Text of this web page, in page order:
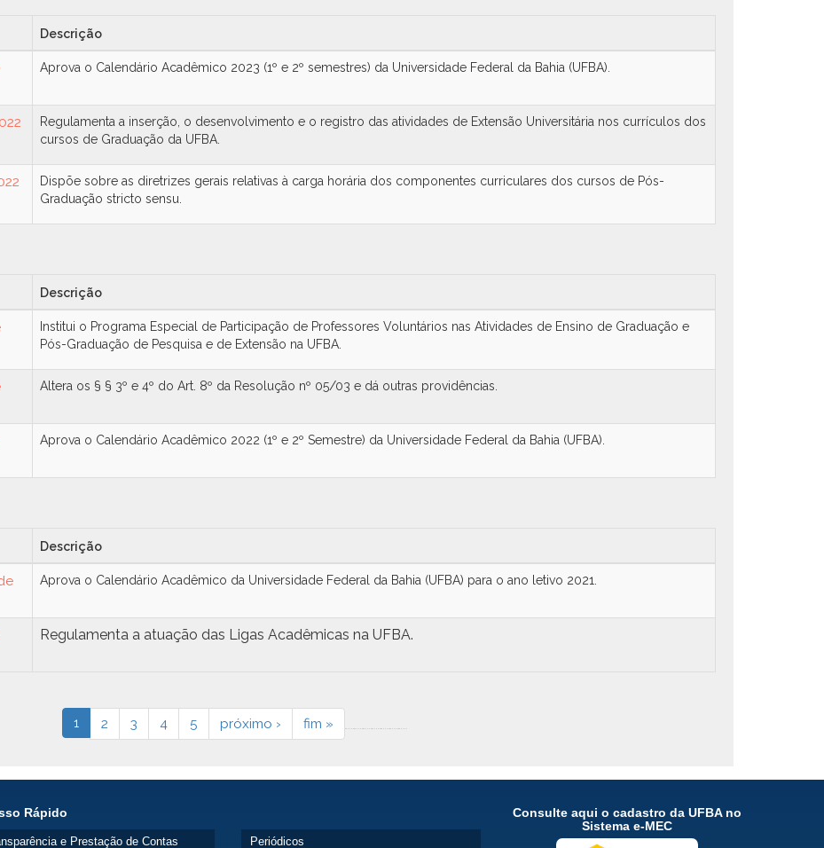
Descrição
Aprova o Calendário Acadêmico 2023 (1º e 2º semestres) da Universidade Federal da Bahia (UFBA).
Regulamenta a inserção, o desenvolvimento e o registro das atividades de Extensão Universitária nos currículos dos
cursos de Graduação da UFBA.
Dispõe sobre as diretrizes gerais relativas à carga horária dos componentes curriculares dos cursos de Pós-
Graduação stricto sensu.
Descrição
Institui o Programa Especial de Participação de Professores Voluntários nas Atividades de Ensino de Graduação e
Pós-Graduação de Pesquisa e de Extensão na UFBA.
Altera os § § 3º e 4º do Art. 8º da Resolução nº 05/03 e dá outras providências.
Aprova o Calendário Acadêmico 2022 (1º e 2º Semestre) da Universidade Federal da Bahia (UFBA).
Descrição
Aprova o Calendário Acadêmico da Universidade Federal da Bahia (UFBA) para o ano letivo 2021.
Regulamenta a atuação das Ligas Acadêmicas na UFBA.
1 2 3 4 5 próximo › fim »
Rápido
e Prestação de Contas Periódicos
Consulte aqui o cadastro da UFBA no
Sistema e-MEC